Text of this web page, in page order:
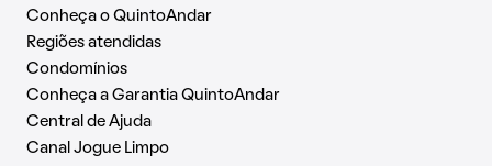
Conheça o QuintoAndar
Regiões atendidas
Condomínios
Conheça a Garantia QuintoAndar
Central de Ajuda
Canal Jogue Limpo